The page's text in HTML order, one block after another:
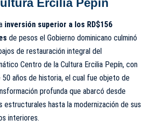
Ercilia Pepín
inversión superior a los RD$156
de pesos el Gobierno dominicano culminó
de restauración integral del
Centro de la Cultura Ercilia Pepín, con
50 años de historia, el cual fue objeto de
profunda que abarcó desde
estructurales hasta la modernización de sus
interiores.